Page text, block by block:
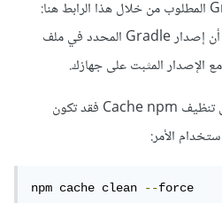
يمكنك التحقق من إصدار Gradle المطلوب من خلال هذا الرابط هنا:
ومن أن إصدار Gradle المحدد في ملف
هذا الأمر سيساعد أيضا من خلال تنظيف Cache npm فقد تكون
الأمر:
npm cache clean --force